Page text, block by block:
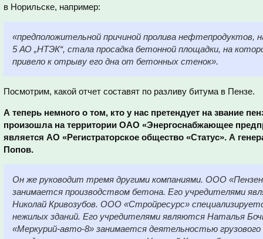
в Норильске, например:
«предположительной причиной пролива нефтепродуктов,
5 АО „НТЭК“, стала просадка бетонной площадки, на
привело к отрыву его дна от бетонных стенок».
Посмотрим, какой отчет составят по разливу битума в Пензе.
А теперь немного о том, кто у нас претендует на звание
произошла на территории ОАО «Энергоснабжающее
является АО «Регистраторское общество «Статус». А
Попов.
Он же руководит тремя другими компаниями. ООО
занимается производством бетона. Его учредителями
Николай Кривозубов. ООО «Стройресурс»
нежилых зданий. Его учредителями являются Наталья
«Меркурий-авто-8» занимается деятельностью